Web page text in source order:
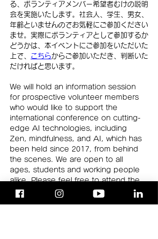
る、ボランティアメンバー希望者むけの説明
会を実施いたします。社会人、学生、男女、
年齢といませんのでお気軽にご参加ください
ませ。実際にボランティアとして参加するか
どうかは、本イベントにご参加をいただいた
上で、 こちらからご参加いただき、判断いた
だければと思います。
We will hold an information session
for prospective volunteer members
who would like to support the
international conference on cutting-
edge AI technologies, including
Zen, mindfulness, and AI, which has
been held since 2017, from behind
the scenes. We are open to all
ages, students and working people
alike. Please feel free to attend the
briefing session and decide whether